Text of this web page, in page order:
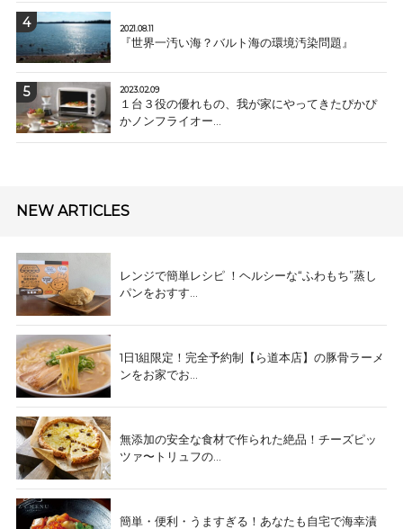
2021.08.11
『世界一汚い海？バルト海の環境汚染問題』
2023.02.09
１台３役の優れもの、我が家にやってきたぴかぴ
かノンフライオー...
NEW ARTICLES
レンジで簡単レシピ ！ヘルシーな“ふわもち”蒸し
パンをおすす...
1日1組限定！完全予約制【ら道本店】の豚骨ラーメ
ンをお家でお...
無添加の安全な食材で作られた絶品！チーズピッ
ツァ〜トリュフの...
簡単・便利・うますぎる！あなたも自宅で海幸漬